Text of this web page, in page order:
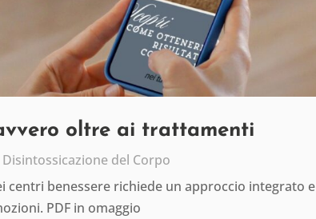
oltre ai trattamenti
Disintossicazione del Corpo
centri benessere richiede un approccio integrato e
PDF in omaggio